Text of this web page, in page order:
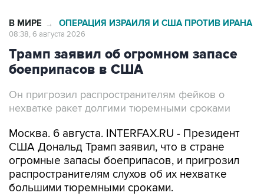
В МИРЕ → ОПЕРАЦИЯ ИЗРАИЛЯ И США ПРОТИВ ИРАНА
08:38, 6 августа 2026
Трамп заявил об огромном запасе
боеприпасов в США
Он пригрозил распространителям фейков о
нехватке ракет долгими тюремными сроками
Москва. 6 августа. INTERFAX.RU - Президент
США Дональд Трамп заявил, что в стране
огромные запасы боеприпасов, и пригрозил
распространителям слухов об их нехватке
большими тюремными сроками.